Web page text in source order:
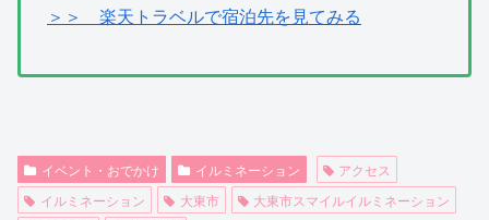
＞＞ 楽天トラベルで宿泊先を見てみる
イベント・おでかけ イルミネーション
アクセス
イルミネーション
大東市
大東市スマイルイルミネーション